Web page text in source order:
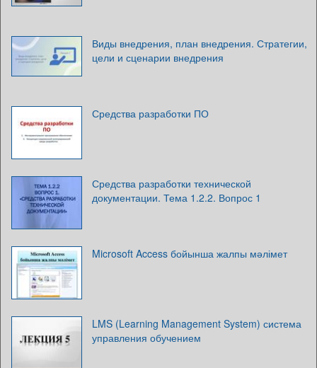
Виды внедрения, план внедрения. Стратегии,
цели и сценарии внедрения
Средства разработки ПО
Средства разработки технической
документации. Тема 1.2.2. Вопрос 1
Microsoft Access бойынша жалпы мәлімет
LMS (Learning Management System) система
управления обучением